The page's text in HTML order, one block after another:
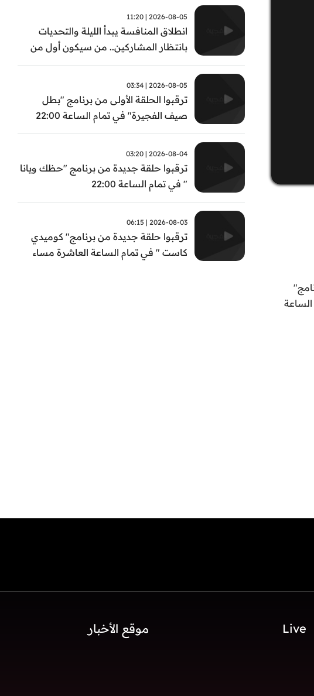
2026-08-05 | 11:20
انطلاق المنافسة يبدأ الليلة والتحديات
بانتظار المشاركين.. من سيكون أول من
يثبت جدارته في #بطل_صيف_الفجيرة ؟
الفجيرة
2026-08-05 | 03:34
ترقبوا الحلقة الأولى من برنامج "بطل
صيف الفجيرة" في تمام الساعة 22:00
2026-08-04 | 03:20
ترقبوا حلقة جديدة من برنامج "حظك ويانا
" في تمام الساعة 22:00
2026-08-03 | 06:15
ترقبوا حلقة جديدة من برنامج" كوميدي
كاست " في تمام الساعة العاشرة مساء
Live موقع الأخبار